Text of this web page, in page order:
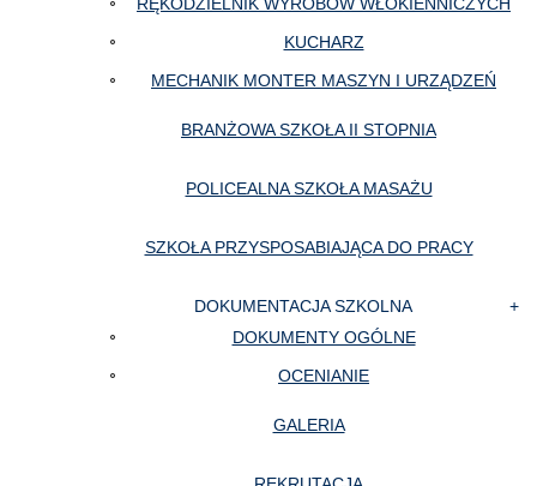
RĘKODZIELNIK WYROBÓW WŁÓKIENNICZYCH
KUCHARZ
MECHANIK MONTER MASZYN I URZĄDZEŃ
BRANŻOWA SZKOŁA II STOPNIA
POLICEALNA SZKOŁA MASAŻU
SZKOŁA PRZYSPOSABIAJĄCA DO PRACY
DOKUMENTACJA SZKOLNA
DOKUMENTY OGÓLNE
OCENIANIE
GALERIA